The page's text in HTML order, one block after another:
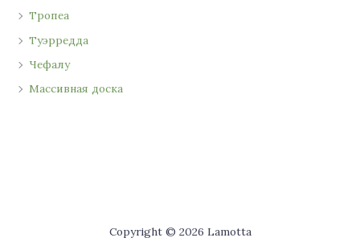
Тропеа
Туэрредда
Чефалу
Массивная доска
Copyright © 2026 Lamotta